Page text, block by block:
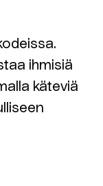
ihmisiä
käteviä